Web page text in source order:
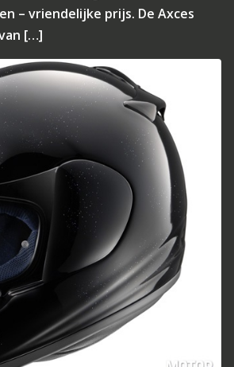
– vriendelijke prijs. De Axces
[…]